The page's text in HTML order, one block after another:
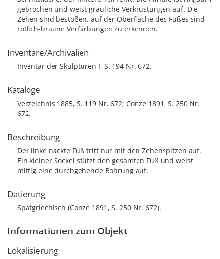
gebrochen und weist gräuliche Verkrustungen auf. Die
Zehen sind bestoßen, auf der Oberfläche des Fußes sind
rötlich-braune Verfärbungen zu erkennen.
Inventare/Archivalien
Inventar der Skulpturen I, S. 194 Nr. 672.
Kataloge
Verzeichnis 1885, S. 119 Nr. 672; Conze 1891, S. 250 Nr.
672.
Beschreibung
Der linke nackte Fuß tritt nur mit den Zehenspitzen auf.
Ein kleiner Sockel stützt den gesamten Fuß und weist
mittig eine durchgehende Bohrung auf.
Datierung
Spätgriechisch (Conze 1891, S. 250 Nr. 672).
Informationen zum Objekt
Lokalisierung